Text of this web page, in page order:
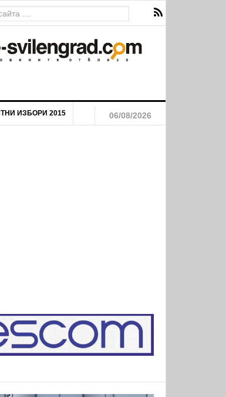
общности на територията на
ИЗБОРИ 2015 06/08/2026